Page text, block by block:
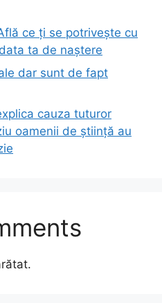
ce ți se potrivește cu
ta de naștere
dar sunt de fapt
cauza tuturor
oamenii de știință au